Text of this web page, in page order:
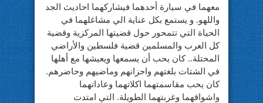
معهما في سيارة أحدهما فيشاركهما احاديث الجد
واللهو. و يستمع بكل عناية الي مشاغلهما في
الحياة التي تتمحور حول قضيتها المركزية وقضية
كل العرب والمسلمين قضية فلسطين والأراضي
المحتلة.. كان يحب أن يسمعها ويعيشها مع أهلها
في الشتات بلغتهم واحزانهم وماضيهم وحاضرهم.
كان يحب مقاسمتهما اكلاتهما وعاداتهما
واشواقهما وغربتهما الطويلة. التي امتدت